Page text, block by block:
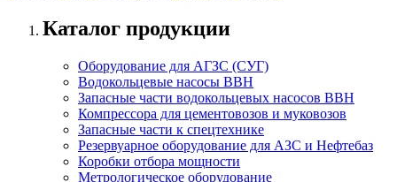
Каталог продукции
Оборудование для АГЗС (СУГ)
Водокольцевые насосы ВВН
Запасные части водокольцевых насосов ВВН
Компрессора для цементовозов и муковозов
Запасные части к спецтехнике
Резервуарное оборудование для АЗС и Нефтебаз
Коробки отбора мощности
Метрологическое оборудование